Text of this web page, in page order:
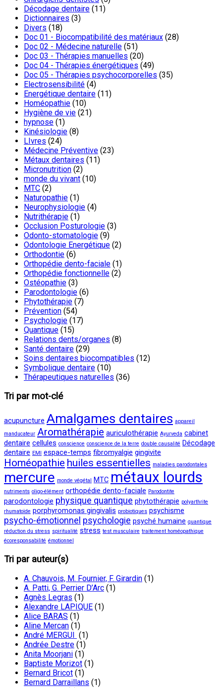
Décodage dentaire (11)
Dictionnaires (3)
Divers (18)
Doc 01 - Biocompatibilité des matériaux (28)
Doc 02 - Médecine naturelle (51)
Doc 03 - Thérapies manuelles (20)
Doc 04 - Thérapies énergétiques (49)
Doc 05 - Thérapies psychocorporelles (35)
Electrosensibilité (4)
Energétique dentaire (11)
Homéopathie (10)
Hygiène de vie (21)
hypnose (1)
Kinésiologie (8)
LIvres (24)
Médecine Préventive (23)
Métaux dentaires (11)
Micronutrition (2)
monde du vivant (10)
MTC (2)
Naturopathie (1)
Neurophysiologie (4)
Nutrithérapie (1)
Occlusion Posturologie (3)
Odonto-stomatologie (9)
Odontologie Energétique (2)
Orthodontie (6)
Orthopédie dento-faciale (1)
Orthopédie fonctionnelle (2)
Ostéopathie (3)
Parodontologie (6)
Phytothérapie (7)
Prévention (54)
Psychologie (17)
Quantique (15)
Relations dents/organes (8)
Santé dentaire (29)
Soins dentaires biocompatibles (12)
Symbolique dentaire (10)
Thérapeutiques naturelles (36)
Tri par mot-clé
acupuncture Amalgames dentaires appareil
manducateur Aromathérapie auriculothérapie Ayurveda cabinet
dentaire cellules conscience conscience de la terre double causalité Décodage
dentaire EMI espace-temps fibromyalgie gingivite
Homéopathie huiles essentielles maladies parodontales
mercure monde végétal MTC métaux lourds
nutriments oligo-élément orthopédie dento-faciale Parodontite
parodontologie physique quantique phytothérapie polyarthrite
rhumatoïde porphyromonas gingivalis probiotiques psychisme
psycho-émotionnel psychologie psyché humaine quantique
réduction du stress spiritualité stress test musculaire traitement homéopathique
écoresponsabilité émotionnel
Tri par auteur(s)
A. Chauvois, M. Fournier, F. Girardin (1)
A. Patti, G. Perrier D’Arc (1)
Agnès Legras (1)
Alexandre LAPIQUE (1)
Alice BARAS (1)
Aline Mercan (1)
André MERGUI
(1)
Andrée Destre (1)
Anita Moorjani (1)
Baptiste Morizot (1)
Bernard Bricot (1)
Bernard Darraillans (1)